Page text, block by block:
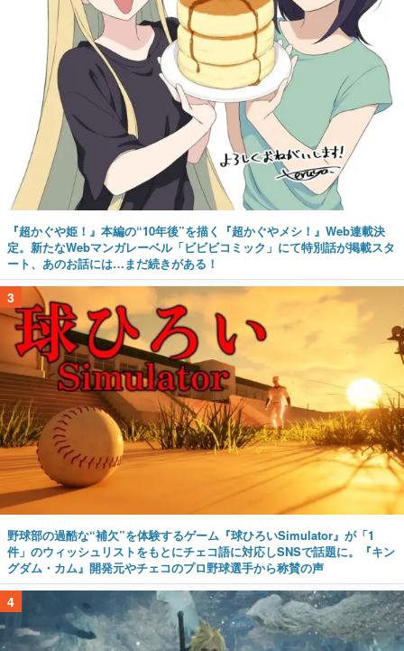
『超かぐや姫！』本編の“10年後”を描く『超かぐやメシ！』Web連載決
定。新たなWebマンガレーベル「ビビビコミック」にて特別話が掲載スタ
ート、あのお話には…まだ続きがある！
3
野球部の過酷な“補欠”を体験するゲーム『球ひろいSimulator』が「1
件」のウィッシュリストをもとにチェコ語に対応しSNSで話題に。『キン
グダム・カム』開発元やチェコのプロ野球選手から称賛の声
4